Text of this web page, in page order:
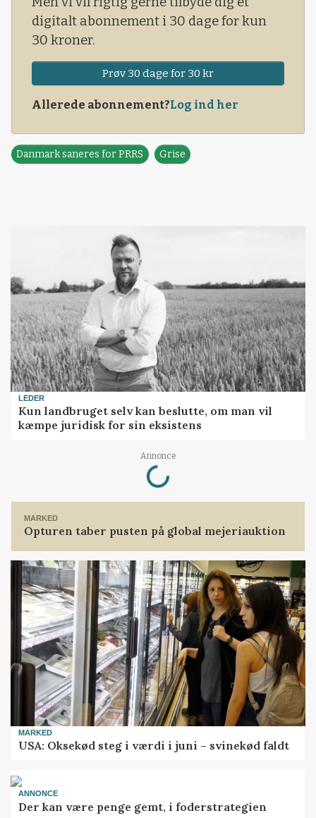
digitalt abonnement i 30 dage for kun
30 kroner.
Prøv 30 dage for 30 kr
Allerede abonnement?Log ind her
Danmark saneres for PRRS Grise
LEDER
Kun landbruget selv kan beslutte, om man vil
kæmpe juridisk for sin eksistens
Annonce
Loading...
MARKED
Opturen taber pusten på global mejeriauktion
MARKED
USA: Oksekød steg i værdi i juni – svinekød faldt
ANNONCE
Der kan være penge gemt, i foderstrategien